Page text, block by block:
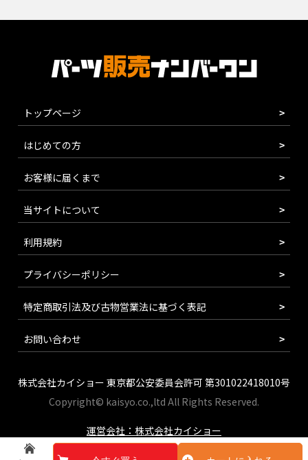
トップページ
はじめての方
お客様に届くまで
当サイトについて
利用規約
プライバシーポリシー
特定商取引法及び古物営業法に基づく表記
お問い合わせ
株式会社カイショー 東京都公安委員会許可 第301022418010号
Copyright© kaisyo.co.,ltd All Rights Reserved.
運営会社：株式会社カイショー